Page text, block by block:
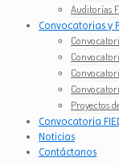
Auditorías
Convocatorias y
Proyectos
Convocatoria
Noticias
Contáctanos